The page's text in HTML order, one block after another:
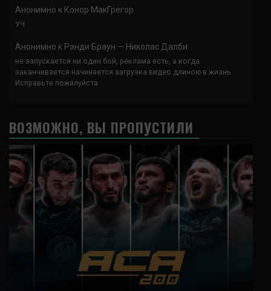
Анонимно к Конор МакГрегор
УЧ
Анонимно к Рэнди Браун — Николас Далби
не запускается ни один бой, реклама есть, а когда
заканчивается начинается загрузка видео длиною в жизнь.
Исправьте пожалуйста
ВОЗМОЖНО, ВЫ ПРОПУСТИЛИ